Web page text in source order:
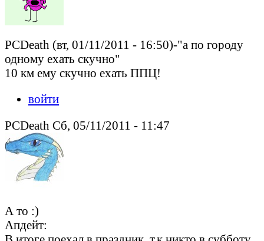
PCDeath (вт, 01/11/2011 - 16:50)-"а по городу
одному ехать скучно"
10 км ему скучно ехать ППЦ!
войти
PCDeath Сб, 05/11/2011 - 11:47
А то :)
Апдейт: